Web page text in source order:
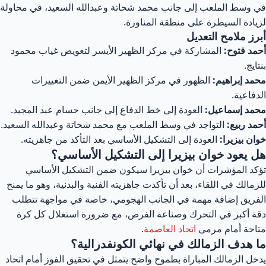
وسط الملعب إلى جانب محمد شحاتة وعبدالله السعيد، في محاولة
السيطرة على منطقة المناورة.
ملامح التعديل
فتوح:المشاركة في مركز الظهير الأيسر لتعويض غياب محمود
إبراهيم:الظهور في مركز الظهير الأيمن ضمن التغييرات
إسماعيل:العودة إلى خط الدفاع إلى جانب حسام عبد المجيد.
ربيع:التواجد في وسط الملعب مع محمد شحاتة وعبدالله السعيد.
بيزيرا:العودة إلى التشكيل الأساسي بعد التأكد من جاهزيته.
يعود خوان بيزيرا إلى التشكيل الأساسي؟
المؤشرات أن خوان بيزيرا سيكون ضمن التشكيل الأساسي
في اللقاء، بعد أن تأكدت جاهزيته الفنية والبدنية، وهو ما يمنح
إضافة مهمة في الجانب الهجومي، خاصة في مواجهة تتطلب
أكبر في التحرك وصناعة الفرص، مع ضرورة استغلال كل كرة
أمام مرمى اتحاد العاصمة.
هدف الزمالك في نهائي الكونفدرالية؟
الزمالك المباراة بطموح واضح يتمثل في تحقيق الفوز أمام اتحاد